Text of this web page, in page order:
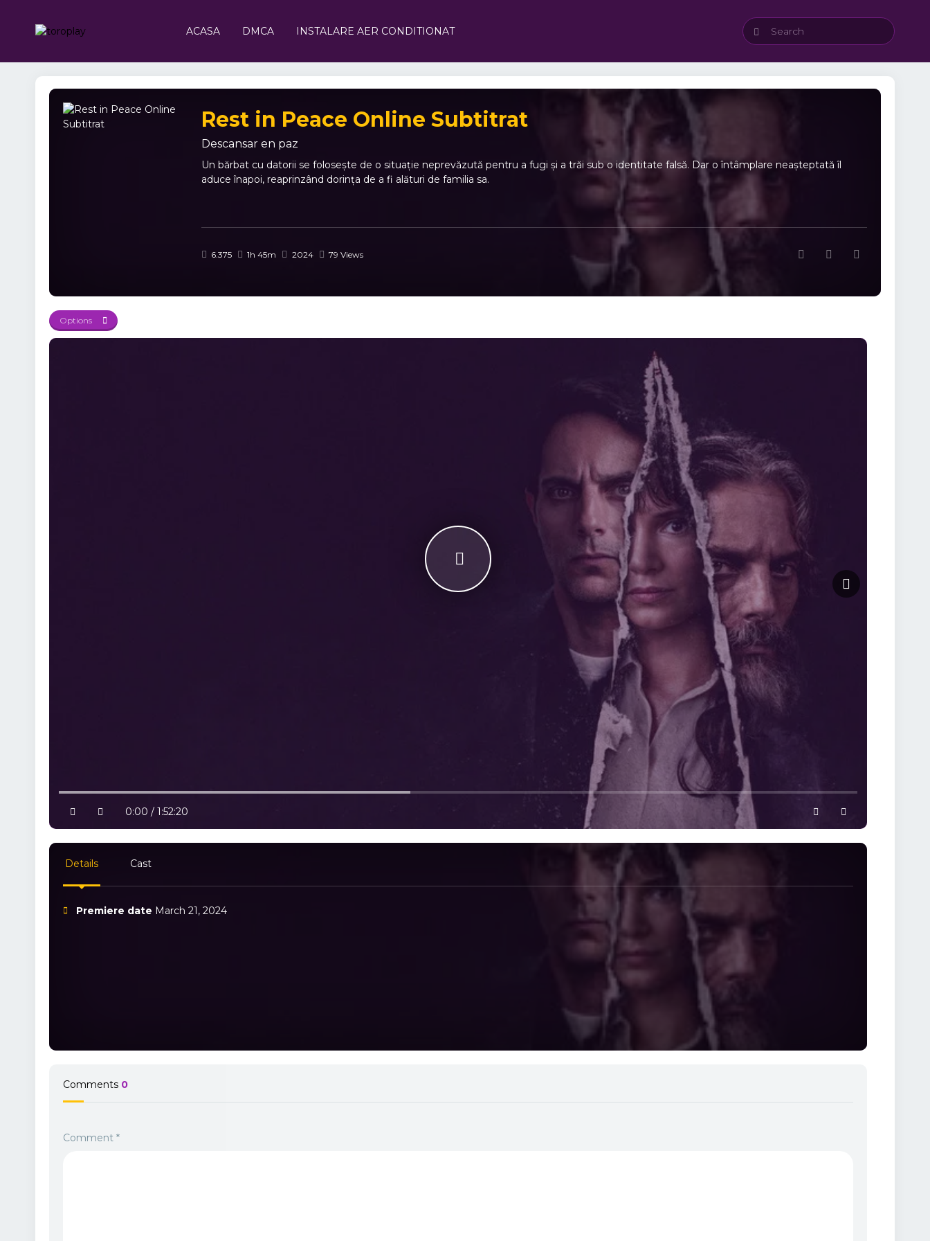
ACASA DMCA INSTALARE AER CONDITIONAT
Rest in Peace Online Subtitrat
Descansar en paz
Un bărbat cu datorii se folosește de o situație neprevăzută pentru a fugi și a trăi sub o identitate falsă. Dar o întâmplare neașteptată îl
aduce înapoi, reaprinzând dorința de a fi alături de familia sa.
6.375 1h 45m 2024 79 Views
Options
10% progress
volume0:00 / 1:52:20 settings
Details Cast
Premiere date March 21, 2024
Comments 0
Comment *